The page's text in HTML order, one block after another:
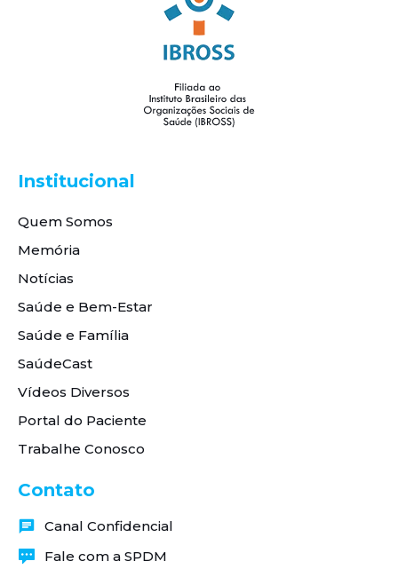
Institucional
Quem Somos
Memória
Notícias
Saúde e Bem-Estar
Saúde e Família
SaúdeCast
Vídeos Diversos
Portal do Paciente
Trabalhe Conosco
Contato
Canal Confidencial
Fale com a SPDM